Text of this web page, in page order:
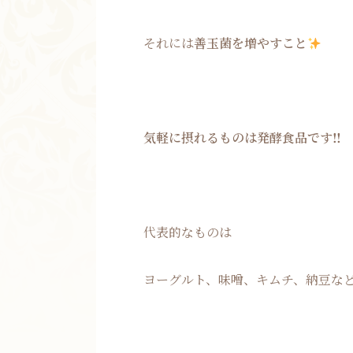
それには善玉菌を増やすこと
気軽に摂れるものは発酵食品です‼
代表的なものは
ヨーグルト、味噌、キムチ、納豆